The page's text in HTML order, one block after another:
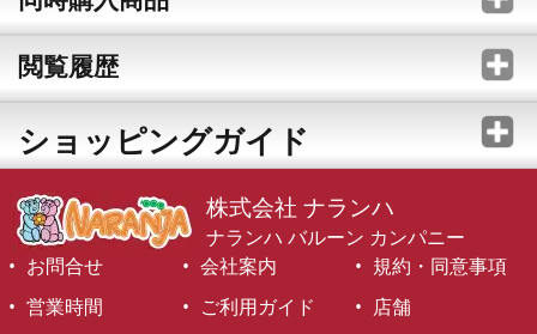
閲覧履歴
ショッピングガイド
株式会社 ナランハ
ナランハ バルーン カンパニー
お問合せ
会社案内
規約・同意事項
営業時間
ご利用ガイド
店舗